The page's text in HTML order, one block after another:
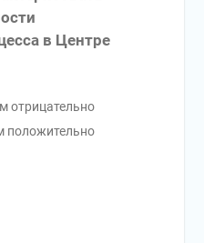
в Центре
отрицательно
положительно